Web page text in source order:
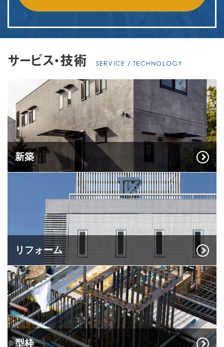
サービス・技術 SERVICE / TECHNOLOGY
新築
リフォーム
型枠